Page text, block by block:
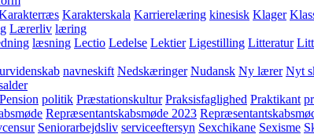
Karakterskala Karrierelæring kinesisk Klager
Lærerliv læring
læsning Lectio Ledelse Lektier Ligestilling Litteratur
navneskift Nedskæringer Nudansk Ny lærer Nyt
Pension politik Præstationskultur Praksisfaglighed Praktikant
Repræsentantskabsmøde 2023
Seniorarbejdsliv serviceeftersyn Sexchikane Sexisme